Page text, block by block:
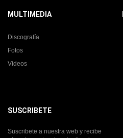
MULTIMEDIA
Discografía
Fotos
Videos
SUSCRIBETE
Suscribete a nuestra web y recibe